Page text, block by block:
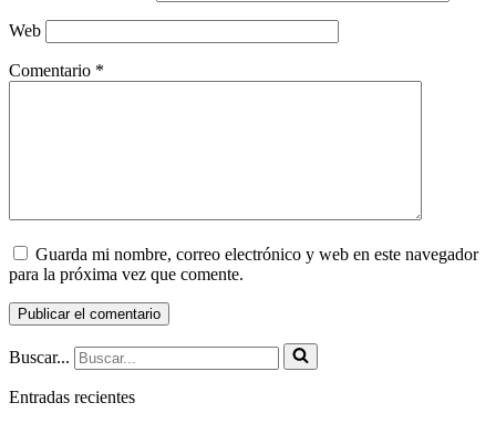
Web
Comentario *
Guarda mi nombre, correo electrónico y web en este navegador
para la próxima vez que comente.
Buscar...
Entradas recientes